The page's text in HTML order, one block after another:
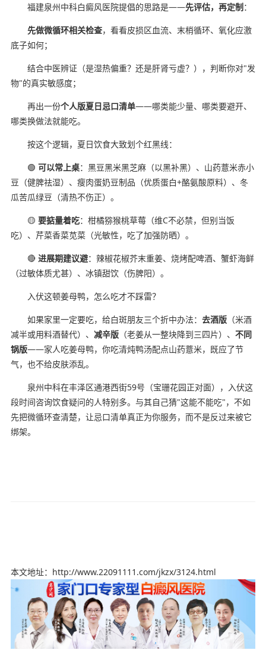
福建泉州中科白癜风医院提倡的思路是——先评估，再定制：
先做微循环相关检查，看看皮损区血流、末梢循环、氧化应激
底子如何；
结合中医辨证（是湿热偏重？还是肝肾亏虚？），判断你对"发
物"的真实敏感度；
再出一份个人版夏日忌口清单——哪类能少量、哪类要避开、
哪类换做法就能吃。
按这个逻辑，夏日饮食大致划个红黑线：
🟢 可以常上桌：黑豆黑米黑芝麻（以黑补黑）、山药薏米赤小
豆（健脾祛湿）、瘦肉蛋奶豆制品（优质蛋白+酪氨酸原料）、冬
瓜苦瓜绿豆（清热不伤正）。
🟡 要掂量着吃：柑橘猕猴桃草莓（维C不必禁，但别当饭
吃）、芹菜香菜苋菜（光敏性，吃了加强防晒）。
🔴 进展期建议避：辣椒花椒芥末重姜、烧烤配啤酒、蟹虾海鲜
（过敏体质尤甚）、冰镇甜饮（伤脾阳）。
入伏这顿姜母鸭，怎么吃才不踩雷？
如果家里一定要吃，给白斑朋友三个折中办法： 去酒版（米酒
减半或用料酒替代）、 减辛版（老姜从一整块降到三四片）、 不同
锅版——家人吃姜母鸭，你吃清炖鸭汤配点山药薏米，既应了节
气，也不给皮肤添乱。
泉州中科在丰泽区通港西街59号（宝珊花园正对面），入伏这
段时间咨询饮食疑问的人特别多。与其自己猜"这能不能吃"，不如
先把微循环查清楚，让忌口清单真正为你服务，而不是反过来被它
绑架。
本文地址：http://www.22091111.com/jkzx/3124.html